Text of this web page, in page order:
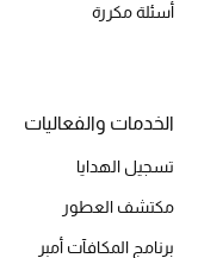
أبرز المصممين
تسوقوا الحقائب
أسئلة مكررة
الخدمات والفعاليات
تسجيل الهدايا
مكتشف العطور
برنامج المكافآت أمبر